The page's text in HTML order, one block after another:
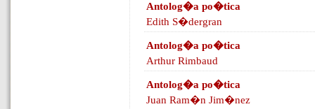
Antolog�a po�tica
Edith S�dergran
Antolog�a po�tica
Arthur Rimbaud
Antolog�a po�tica
Juan Ram�n Jim�nez